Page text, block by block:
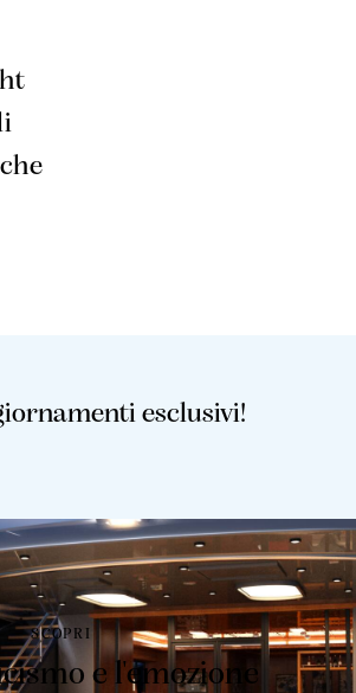
esclusivi!
SCOPRI
e l'emozione